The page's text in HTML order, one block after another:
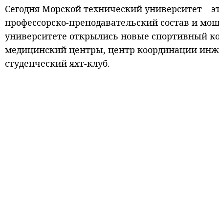
Сегодня Морской технический университет
профессорско-преподавательский состав и
университете открылись новые спортивный
медицинский центры, центр координации
студенческий яхт-клуб.